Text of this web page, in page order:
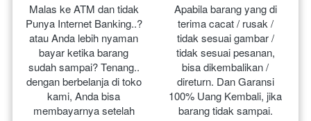
Malas ke ATM dan tidak
Punya Internet Banking..?
atau Anda lebih nyaman
bayar ketika barang
sudah sampai? Tenang..
dengan berbelanja di toko
kami, Anda bisa
membayarnya setelah
Apabila barang yang di
terima cacat / rusak /
tidak sesuai gambar /
tidak sesuai pesanan,
bisa dikembalikan /
direturn. Dan Garansi
100% Uang Kembali, jika
barang tidak sampai.